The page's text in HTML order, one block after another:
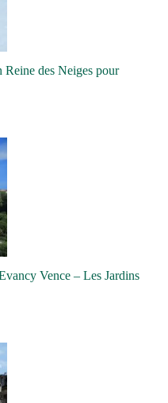
des Neiges pour
Vence – Les Jardins